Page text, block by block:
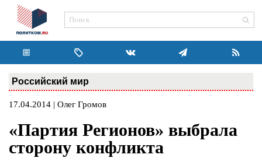
Российский мир
17.04.2014 | Олег Громов
«Партия Регионов» выбрала
сторону конфликта